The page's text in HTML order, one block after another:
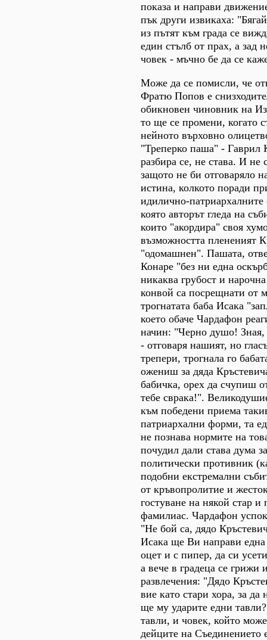
показа и направи
пък други извикаха:
из пътят към града се
един стълб от прах, а зад
човек - мъчно бе да се
Може да се помисли, че
Фратю Попов е
обикновен чиновник на
то ще се промени, когато
нейното върховно
"Треперко паша" - Гаврил
разбира се, не става. И не
защото не би отговаряло
истина, колкото поради
идилично-
която авторът гледа на
които "акордира" своя
възможността плененият
"одомашнен". Пашата,
Конаре "без ни една
никаква грубост и
конвой са посрещнати от
трогнатата баба Исака
което обаче Чардафон
начин: "Черно душо! Зная,
- отговаря нашият, но
трепери, трогнала го
ожениш за дяда
бабичка, орех да счупиш
тебе сврака!".
към победени приема
патриархални форми, та
не познава нормите на
почудил дали става дума
политически противник
подобни екстремални
от кръвопролитие и
гостуване на някой стар и
фамилиас. Чардафон
"Не бой са, дядо
Исака ще Ви направи една
оцет и с пипер, да си
а вече в градеца се грижи
развлечения: "Дядо
вие като стари хора, за да
ще му ударите едни
тавли, и човек, който
дейците на Съединението